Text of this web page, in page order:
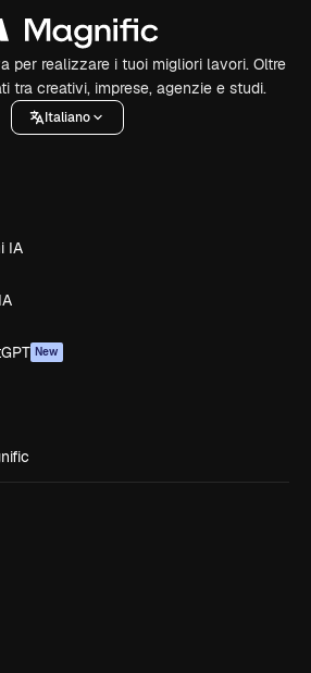
per realizzare i tuoi migliori lavori. Oltre
tra creativi, imprese, agenzie e studi.
Italiano
IA
New